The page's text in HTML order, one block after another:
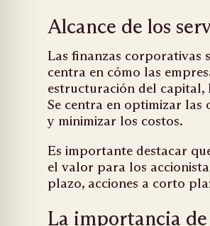
Alcance de los
Las finanzas corporativas
centra en cómo las
estructuración del capital,
Se centra en optimizar las
y minimizar los costos.
Es importante destacar
el valor para los
plazo, acciones a corto
La importancia